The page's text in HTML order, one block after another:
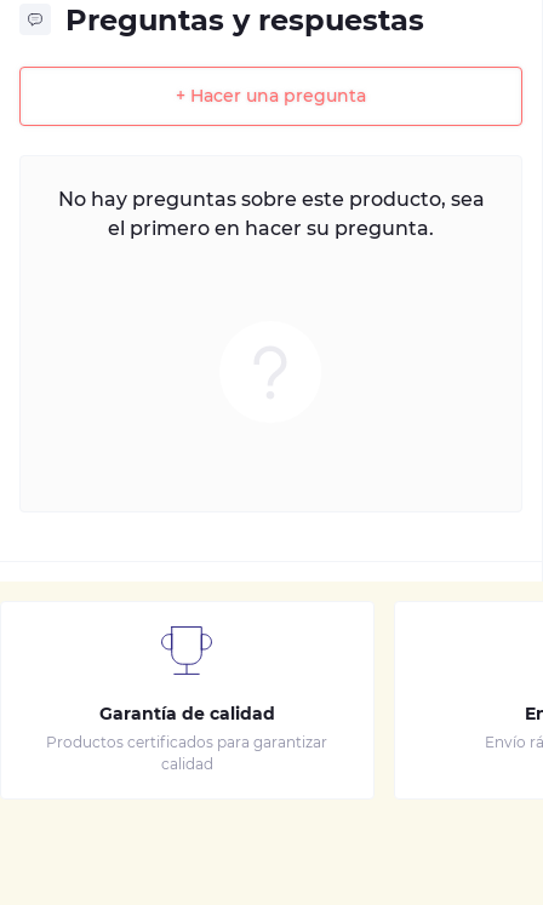
Preguntas y respuestas
+ Hacer una pregunta
No hay preguntas sobre este producto, sea
el primero en hacer su pregunta.
Garantía de calidad
Productos certificados para garantizar
calidad
Envío